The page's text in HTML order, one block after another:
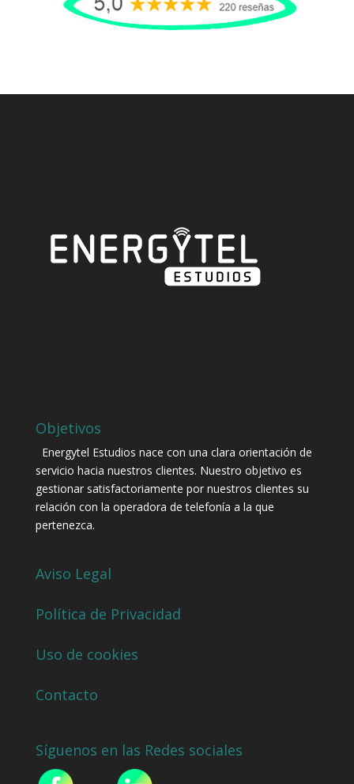
Objetivos
Energytel Estudios nace con una clara orientación de
servicio hacia nuestros clientes. Nuestro objetivo es
gestionar satisfactoriamente por nuestros clientes su
relación con la operadora de telefonía a la que
pertenezca.
Aviso Legal
Política de Privacidad
Uso de cookies
Contacto
Síguenos en las Redes sociales